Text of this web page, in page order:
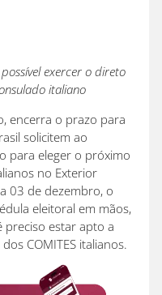
exercer o direto
italiano
encerra o prazo para
solicitem ao
para eleger o próximo
no Exterior
03 de dezembro, o
eleitoral em mãos,
preciso estar apto a
COMITES italianos.